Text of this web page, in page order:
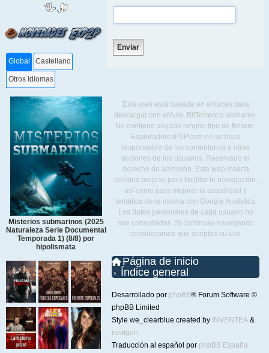
Global Castellano
Otros Idiomas
Misterios submarinos (2025
Naturaleza Serie Documental
Temporada 1) (8/8) por
hipolismata
Esta web está basada en enlaces para
descargar con eMule, BitTorrent o similares.
No contiene alojado ningún tipo de fichero.
ExploradoresP2P.com no se hace
responsable de los comentarios u otras
acciones de los usuarios. Reservado el
derecho de admisión. Esta web inserta
cookies propias para facilitar tu navegación,
así como para mejorar la usabilidad y
temática de la misma con Google Analytics.
Los datos personales de cada usuario no
son consultados. Si continuas navegando
consideramos que aceptas su uso.
Página de inicio
Índice general
Desarrollado por phpBB® Forum Software ©
phpBB Limited
Style we_clearblue created by INVENTEA &
nextgen
Traducción al español por phpBB España